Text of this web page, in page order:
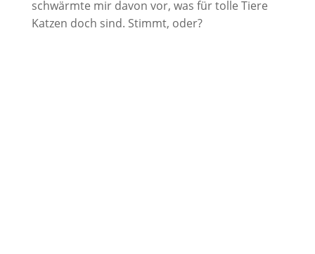
schwärmte mir davon vor, was für tolle Tiere
Katzen doch sind. Stimmt, oder?